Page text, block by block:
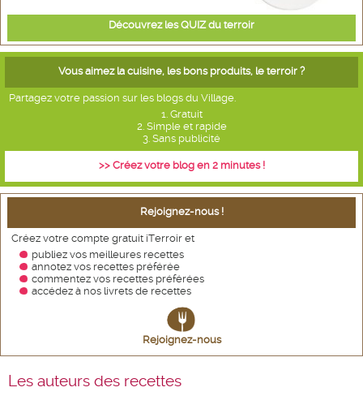
Découvrez les QUIZ du terroir
Vous aimez la cuisine, les bons produits, le terroir ?
Partagez votre passion sur les blogs du Village.
1. Gratuit
2. Simple et rapide
3. Sans publicité
>> Créez votre blog en 2 minutes !
Rejoignez-nous !
Créez votre compte gratuit iTerroir et
publiez vos meilleures recettes
annotez vos recettes préférée
commentez vos recettes préférées
accédez à nos livrets de recettes
Rejoignez-nous
Les auteurs des recettes